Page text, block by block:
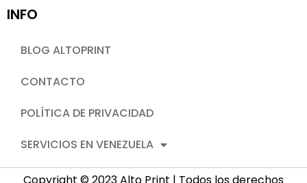
INFO
BLOG ALTOPRINT
CONTACTO
POLÍTICA DE PRIVACIDAD
SERVICIOS EN VENEZUELA